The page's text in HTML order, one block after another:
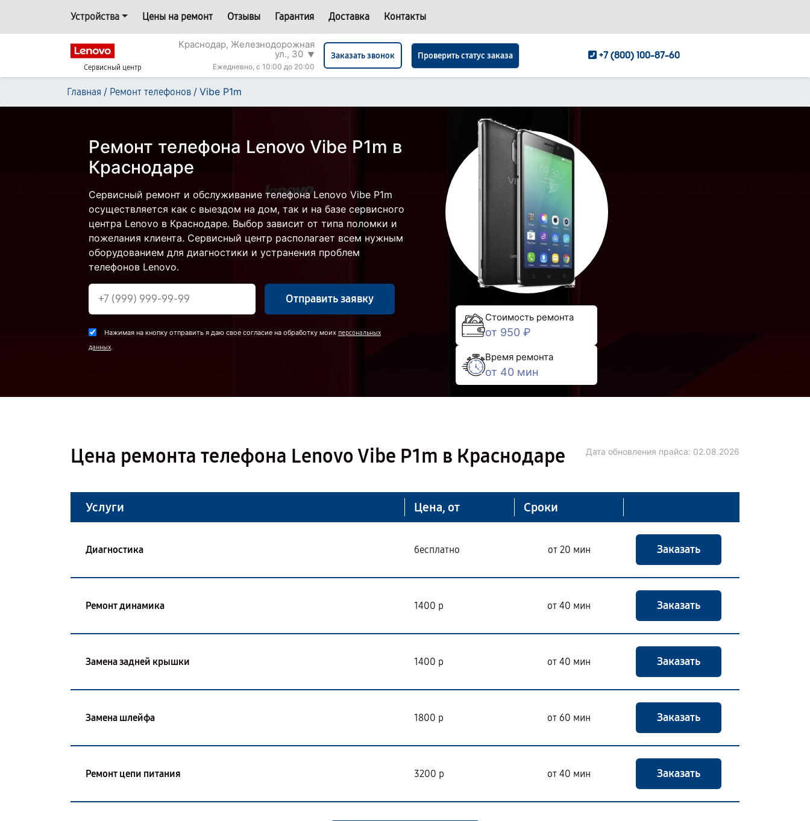
Устройства Цены на ремонт Отзывы Гарантия Доставка Контакты
Сервисный центр
Краснодар, Железнодорожная
ул., 30 ▼
Ежедневно, с 10:00 до 20:00
Заказать звонок Проверить статус заказа +7 (800) 100-87-60
Главная / Ремонт телефонов / Vibe P1m
Ремонт телефона Lenovo Vibe P1m в
Краснодаре
Сервисный ремонт и обслуживание телефона Lenovo Vibe P1m
осуществляется как с выездом на дом, так и на базе сервисного
центра Lenovo в Краснодаре. Выбор зависит от типа поломки и
пожелания клиента. Сервисный центр располагает всем нужным
оборудованием для диагностики и устранения проблем
телефонов Lenovo.
Отправить заявку
Нажимая на кнопку отправить я даю свое согласие на обработку моих персональных
данных.
Стоимость ремонта
от 950 ₽
Время ремонта
от 40 мин
Цена ремонта телефона Lenovo Vibe P1m в Краснодаре Дата обновления прайса: 02.08.2026
Услуги Цена, от Сроки
Диагностика бесплатно от 20 мин Заказать
Ремонт динамика 1400 р от 40 мин Заказать
Замена задней крышки 1400 р от 40 мин Заказать
Замена шлейфа 1800 р от 60 мин Заказать
Ремонт цепи питания 3200 р от 40 мин Заказать